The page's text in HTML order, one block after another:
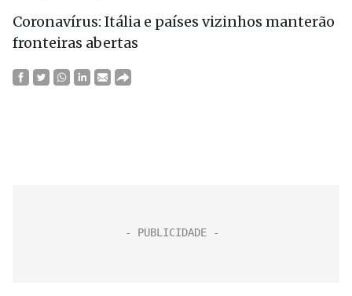
Coronavírus: Itália e países vizinhos manterão
fronteiras abertas